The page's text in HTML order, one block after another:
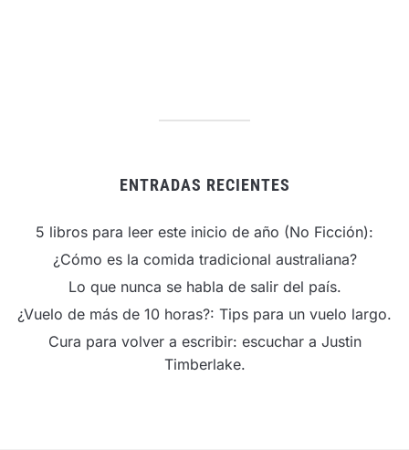
ENTRADAS RECIENTES
5 libros para leer este inicio de año (No Ficción):
¿Cómo es la comida tradicional australiana?
Lo que nunca se habla de salir del país.
¿Vuelo de más de 10 horas?: Tips para un vuelo largo.
Cura para volver a escribir: escuchar a Justin
Timberlake.